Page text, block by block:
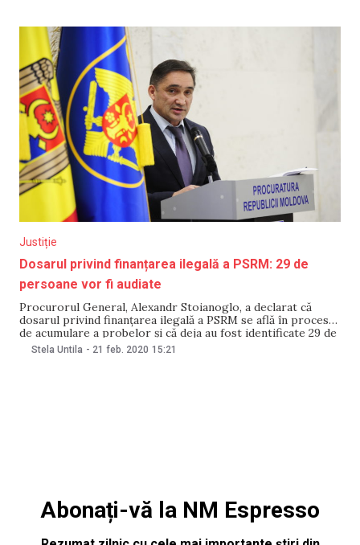
Justiție
Dosarul privind finanțarea ilegală a PSRM: 29 de
persoane vor fi audiate
Procurorul General, Alexandr Stoianoglo, a declarat că
dosarul privind finanțarea ilegală a PSRM se află în proces
de acumulare a probelor și că deja au fost identificate 29 de
persoane. Potrivit lui Stoianoglo, o parte dintre aceste
Stela Untila - 21 feb. 2020 15:21
Abonați-vă la NM Espresso